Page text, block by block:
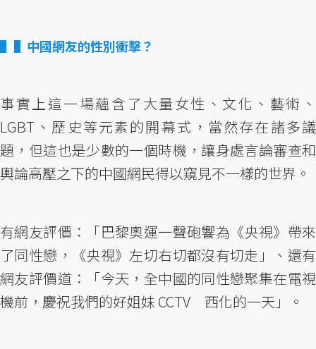
▌中國網友的性別衝擊？
事實上這一場蘊含了大量女性、文化、藝術、
LGBT、歷史等元素的開幕式，當然存在諸多議
題，但這也是少數的一個時機，讓身處言論審查和
輿論高壓之下的中國網民得以窺見不一樣的世界。
有網友評價：「巴黎奧運一聲砲響為《央視》帶來
了同性戀，《央視》左切右切都沒有切走」、還有
網友評價道：「今天，全中國的同性戀聚集在電視
機前，慶祝我們的好姐妹 CCTV 西化的一天」。